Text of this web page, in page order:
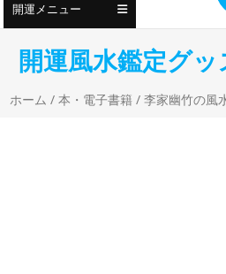
ッ
開運メニュー
開運風水鑑定グ
ホーム /本・電子書籍 / 李家幽竹の風水手帳2024 ハ